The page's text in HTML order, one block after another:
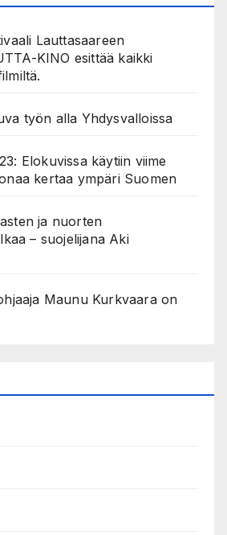
Lauttasaareen
KINO esittää kaikki
työn alla Yhdysvalloissa
Elokuvissa käytiin viime
kertaa ympäri Suomen
ja nuorten
– suojelijana Aki
Maunu Kurkvaara on